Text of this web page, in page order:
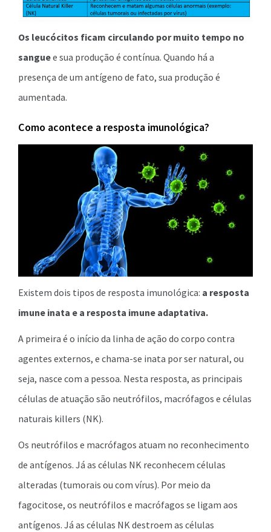
Os leucócitos ficam circulando por muito tempo no
sanguee sua produção é contínua. Quando há a
presença de um antígeno de fato, sua produção é
aumentada.
Como acontece a resposta imunológica?
Existem dois tipos de resposta imunológica: a resposta
imune inata e a resposta imune adaptativa.
A primeira é o início da linha de ação do corpo contra
agentes externos, e chama-se inata por ser natural, ou
seja, nasce com a pessoa. Nesta resposta, as principais
células de atuação são neutrófilos, macrófagos e células
naturais killers (NK).
Os neutrófilos e macrófagos atuam no reconhecimento
de antígenos. Já as células NK reconhecem células
alteradas (tumorais ou com vírus). Por meio da
fagocitose, os neutrófilos e macrófagos se ligam aos
antígenos. Já as células NK destroem as células